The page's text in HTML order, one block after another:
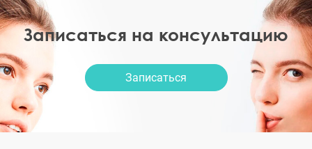
Записаться на консультацию
Записаться